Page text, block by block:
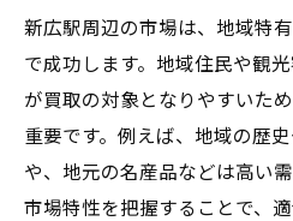
新広駅周辺の市場は、地域特
で成功します。地域住民や観
が買取の対象となりやすいた
重要です。例えば、地域の歴
や、地元の名産品などは高い
市場特性を把握することで、